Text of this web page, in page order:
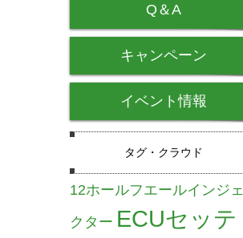
Q＆A
キャンペーン
イベント情報
タグ・クラウド
12ホールフエールインジェ
クター ECUセッテ